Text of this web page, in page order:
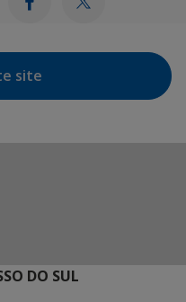
site
DO SUL